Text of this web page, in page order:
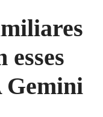
Gemini